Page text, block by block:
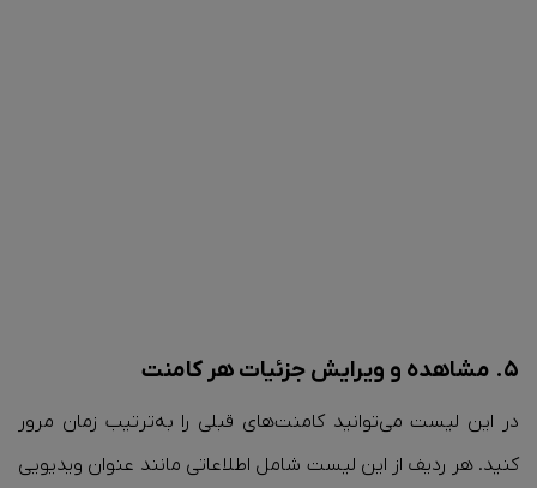
۵. مشاهده و ویرایش جزئیات هر کامنت
در این لیست می‌توانید کامنت‌های قبلی را به‌ترتیب زمان مرور
کنید. هر ردیف از این لیست شامل اطلاعاتی مانند عنوان ویدیویی